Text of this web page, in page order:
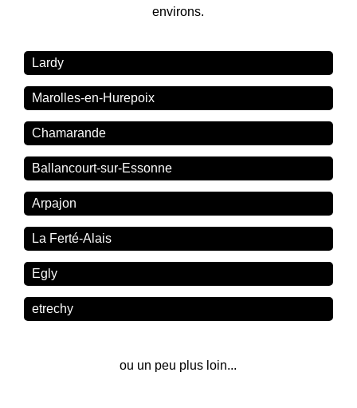
environs.
Lardy
Marolles-en-Hurepoix
Chamarande
Ballancourt-sur-Essonne
Arpajon
La Ferté-Alais
Egly
etrechy
ou un peu plus loin...